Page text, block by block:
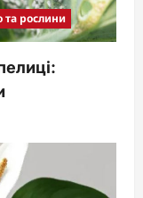
та рослини